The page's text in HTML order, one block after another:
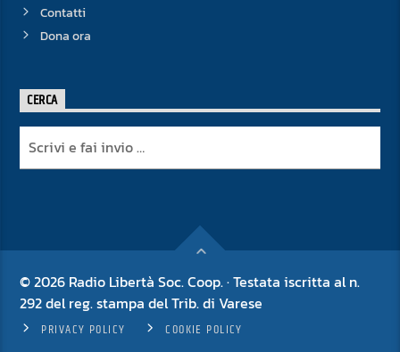
Contatti
Dona ora
CERCA
© 2026 Radio Libertà Soc. Coop. · Testata iscritta al n.
292 del reg. stampa del Trib. di Varese
PRIVACY POLICY COOKIE POLICY